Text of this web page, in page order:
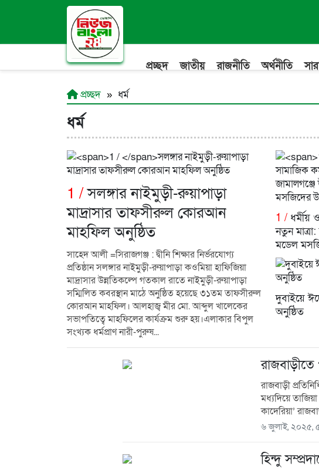
প্রচ্ছদ জাতীয় রাজনীতি অর্থনীতি
প্রচ্ছদ
ধর্ম
ধর্ম
1 /সলঙ্গার নাইমুড়ী-রুয়াপাড়া
মাদ্রাসার তাফসীরুল কোরআন
মাহফিল অনুষ্ঠিত
সাহেদ আলী =সিরাজগঞ্জ : দ্বীনি শিক্ষার নির্ভরযোগ্য
প্রতিষ্ঠান সলঙ্গার নাইমুড়ী-রুয়াপাড়া কওমিয়া হাফিজিয়া
মাদ্রাসার উন্নতিকল্পে গতকাল রাতে নাইমুড়ী-রুয়াপাড়া
সম্মিলিত কবরস্থান মাঠে অনুষ্ঠিত হয়েছে ৩১তম তাফসীরুল
কোরআন মাহফিল। আলহাজ্ব মীর মো. আব্দুল খালেকের
সভাপতিত্বে মাহফিলের কার্যক্রম শুরু হয়।এলাকার বিপুল
সংখ্যক ধর্মপ্রাণ নারী-পুরুষ...
1 / ধর্মীয়
নতুন
মডেল
দুবাইয়ে
অনুষ্ঠিত
রাজবাড়ীতে
রাজবাড়ী
মধ্যদিয়ে
কাদেরিয়া’
৬ জুলাই, ২০২৫,
হিন্দু